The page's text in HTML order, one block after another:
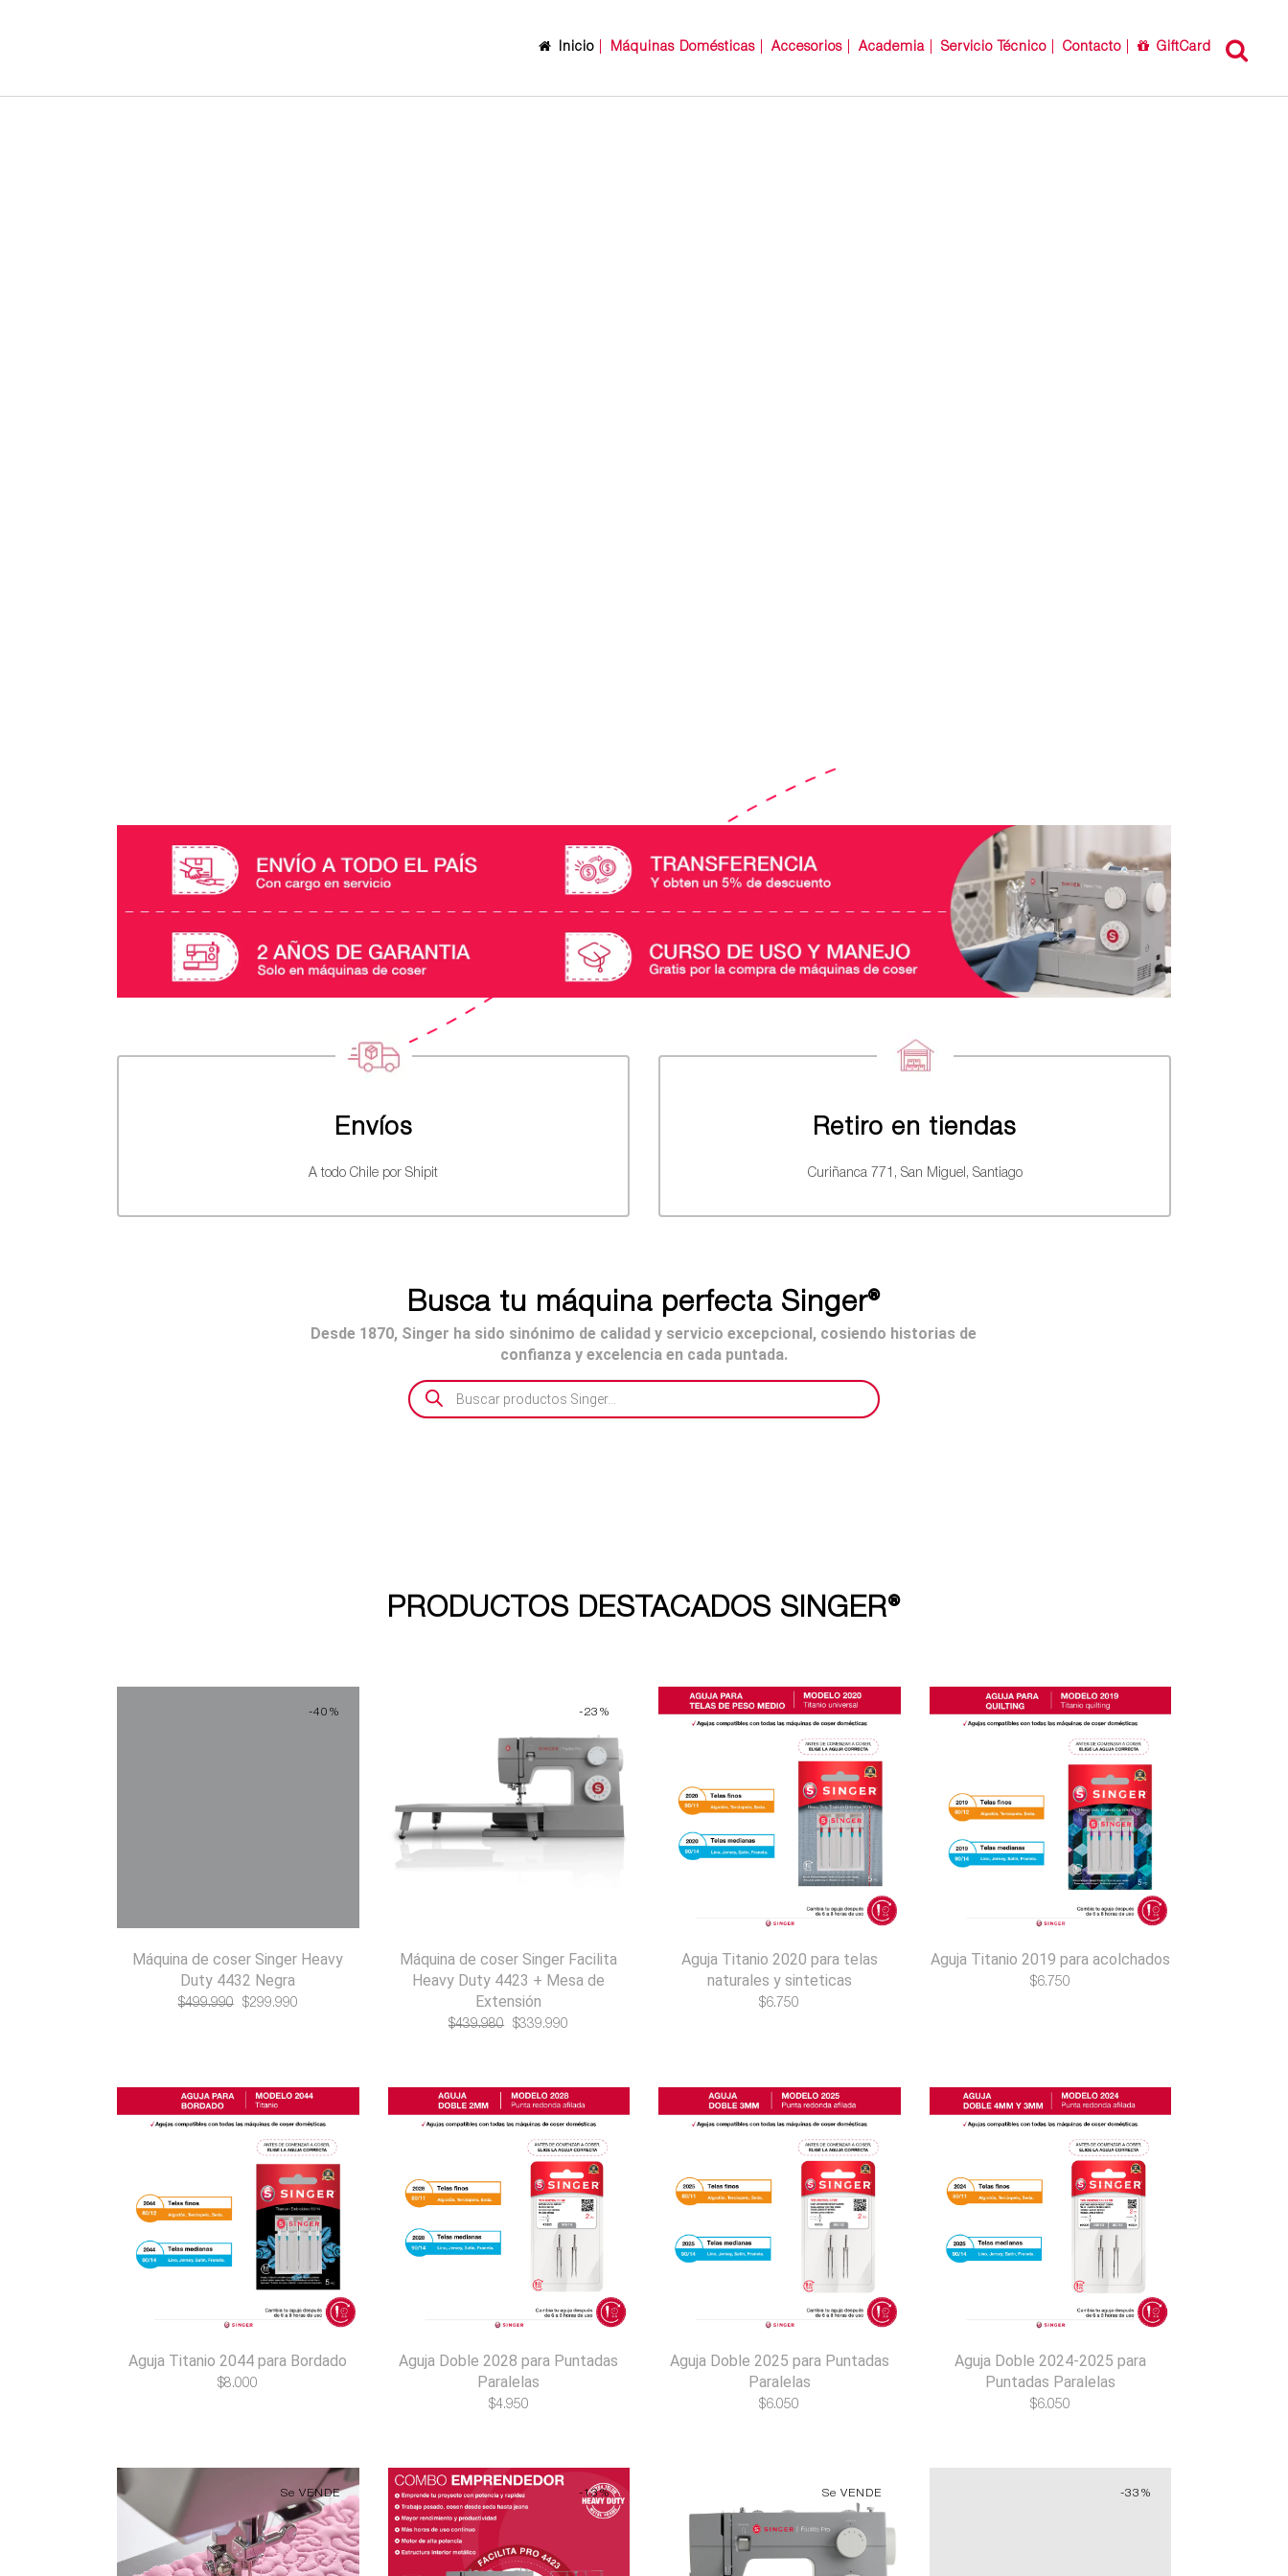
Inicio Máquinas Domésticas Accesorios Academia Servicio Técnico Contacto GiftCard
Envíos
A todo Chile por Shipit
Retiro en tiendas
Curiñanca 771, San Miguel, Santiago
Busca tu máquina perfecta Singer®
Desde 1870, Singer ha sido sinónimo de calidad y servicio excepcional, cosiendo historias de
confianza y excelencia en cada puntada.
Búsqueda
de
productos
PRODUCTOS DESTACADOS SINGER®
-40%
Máquina de coser Singer Heavy
Duty 4432 Negra
$499.990
El
$499.990.
$299.990El
$299.990.
-23%
Máquina de coser Singer Facilita
Heavy Duty 4423 + Mesa de
Extensión
$439.980
El
era:
$439.980.
$339.990
es:
$339.990.
Aguja Titanio 2020 para telas
naturales y sinteticas
$6.750
Aguja Titanio 2019 para acolchados
$6.750
Aguja Titanio 2044 para Bordado
$8.000
Aguja Doble 2028 para Puntadas
Paralelas
$4.950
Aguja Doble 2025 para Puntadas
Paralelas
$6.050
Aguja Doble 2024-2025 para
Puntadas Paralelas
$6.050
Se VENDE -13% Se VENDE -33%